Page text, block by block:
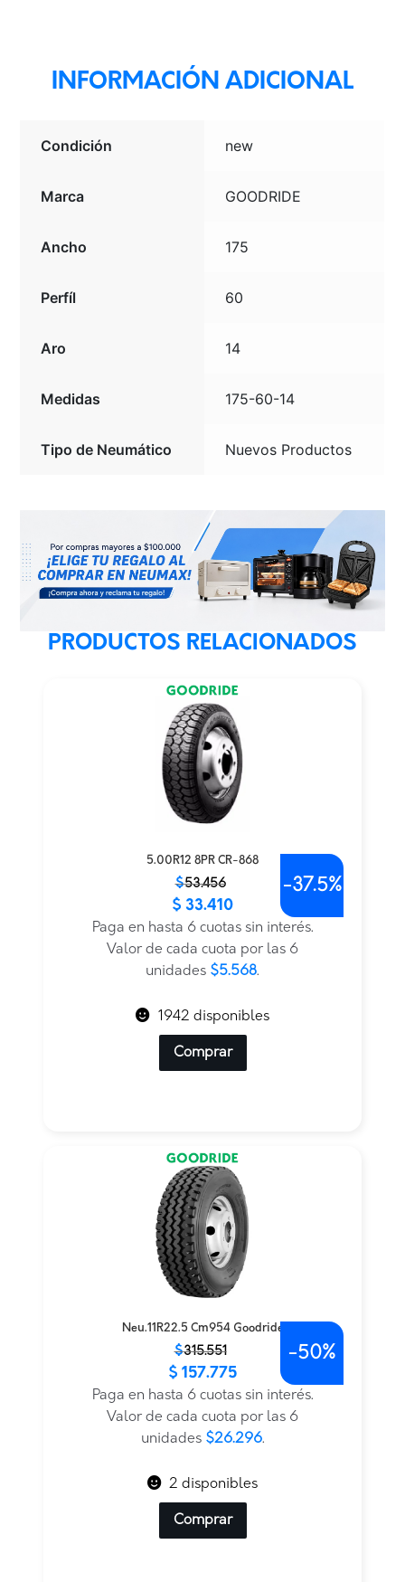
INFORMACIÓN ADICIONAL
Condición new
Marca GOODRIDE
Ancho 175
Perfíl 60
Aro 14
Medidas 175-60-14
Tipo de Neumático Nuevos Productos
PRODUCTOS RELACIONADOS
5.00R12 8PR CR-868
$53.456
original
actual
$ 33.410
Paga en hasta 6 cuotas sin interés.
Valor de cada cuota por las 6
unidades $5.568.
-37.5%
1942 disponibles
Comprar
Neu.11R22.5 Cm954 Goodride
$315.551
original
actual
$ 157.775
Paga en hasta 6 cuotas sin interés.
Valor de cada cuota por las 6
unidades $26.296.
-50%
2 disponibles
Comprar